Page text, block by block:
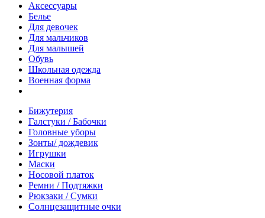
Аксессуары
Белье
Для девочек
Для мальчиков
Для малышей
Обувь
Школьная одежда
Военная форма
Бижутерия
Галстуки / Бабочки
Головные уборы
Зонты/ дождевик
Игрушки
Маски
Носовой платок
Ремни / Подтяжки
Рюкзаки / Сумки
Солнцезащитные очки